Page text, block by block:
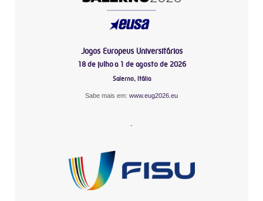
Jogos Europeus Universitários
18 de julho a 1 de agosto de 2026
Salerno, Itália
Sabe mais em: www.eug2026.eu
-